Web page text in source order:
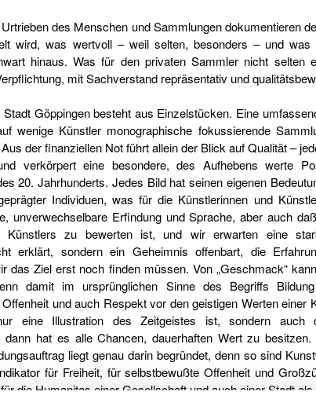
des Menschen und Sammlungen dokumentieren
wird, was wertvoll – weil selten, besonders – und
hinaus. Was für den privaten Sammler nicht selten
mit Sachverstand repräsentativ und
Göppingen besteht aus Einzelstücken. Eine
wenige Künstler monographische fokussierende
der finanziellen Not führt allein der Blick auf Qualität –
verkörpert eine besondere, des Aufhebens werte
20. Jahrhunderts. Jedes Bild hat seinen eigenen
Individuen, was für die Künstlerinnen und
unverwechselbare Erfindung und Sprache, aber auch
Künstlers zu bewerten ist, und wir erwarten eine
erklärt, sondern ein Geheimnis offenbart, die
das Ziel erst noch finden müssen. Von „Geschmack“
damit im ursprünglichen Sinne des Begriffs
und auch Respekt vor den geistigen Werten einer
eine Illustration des Zeitgeistes ist, sondern auch
dann hat es alle Chancen, dauerhaften Wert zu
liegt genau darin begründet, denn so sind
für Freiheit, für selbstbewußte Offenheit und
die Humanitas einer Gesellschaft und auch einer Stadt als